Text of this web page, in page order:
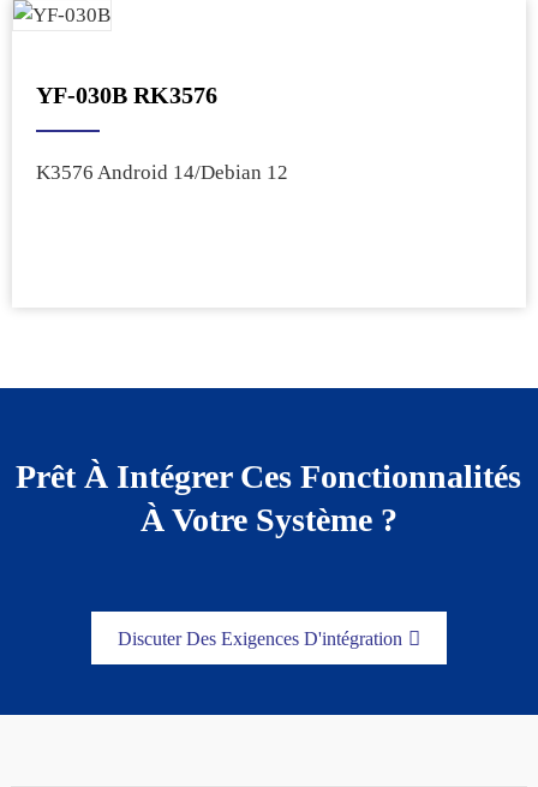
YF-030B RK3576
K3576 Android 14/Debian 12
Prêt À Intégrer Ces Fonctionnalités
À Votre Système ?
Discuter Des Exigences D'intégration